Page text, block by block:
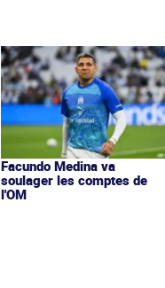
Facundo Medina va
soulager les comptes de
l'OM